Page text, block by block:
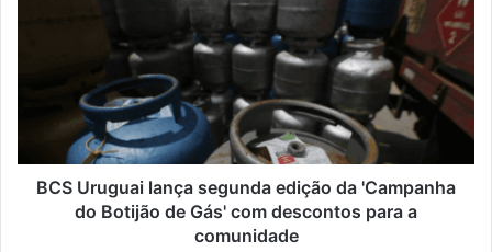
BCS Uruguai lança segunda edição da 'Campanha
do Botijão de Gás' com descontos para a
comunidade